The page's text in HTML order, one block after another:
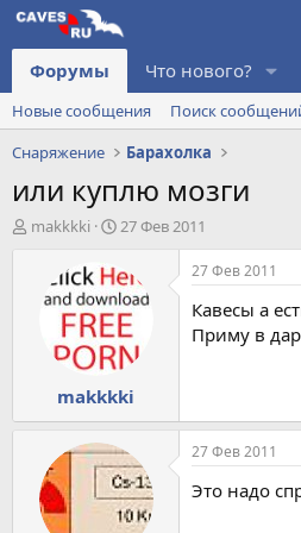
Форумы Что нового?
Новые сообщения
Поиск
Снаряжение
Барахолка
или куплю мозги
А
makkkki
Д
т
а
н
а
ч
а
л
а
27 Фев 2011
makkkki
27 Фев 2011
Кавесы а
Приму в
27 Фев 2011
Это надо